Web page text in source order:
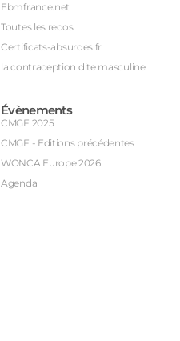
Ebmfrance.net
Toutes les recos
Certificats-absurdes.fr
la contraception dite masculine
Évènements
CMGF 2025
CMGF - Editions précédentes
WONCA Europe 2026
Agenda